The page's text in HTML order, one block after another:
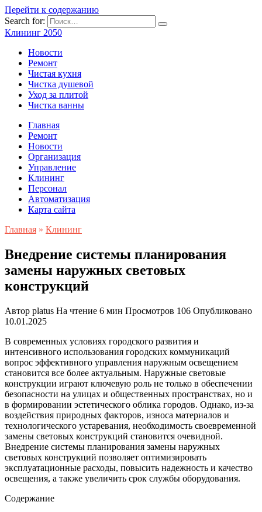
Перейти к содержанию
Search for:
Клининг 2050
Новости
Ремонт
Чистая кухня
Чистка душевой
Уход за плитой
Чистка ванны
Главная
Ремонт
Новости
Организация
Управление
Клининг
Персонал
Автоматизация
Карта сайта
Главная » Клининг
Внедрение системы планирования
замены наружных световых
конструкций
Автор platus На чтение 6 мин Просмотров 106 Опубликовано
10.01.2025
В современных условиях городского развития и
интенсивного использования городских коммуникаций
вопрос эффективного управления наружным освещением
становится все более актуальным. Наружные световые
конструкции играют ключевую роль не только в обеспечении
безопасности на улицах и общественных пространствах, но и
в формировании эстетического облика городов. Однако, из-за
воздействия природных факторов, износа материалов и
технологического устаревания, необходимость своевременной
замены световых конструкций становится очевидной.
Внедрение системы планирования замены наружных
световых конструкций позволяет оптимизировать
эксплуатационные расходы, повысить надежность и качество
освещения, а также увеличить срок службы оборудования.
Содержание